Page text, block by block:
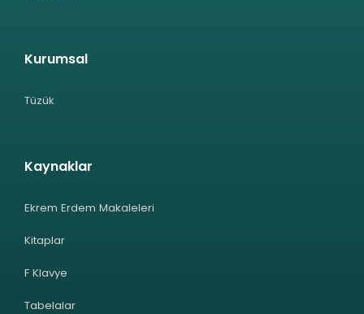
Kurumsal
Tüzük
Kaynaklar
Ekrem Erdem Makaleleri
Kitaplar
F Klavye
Tabelalar